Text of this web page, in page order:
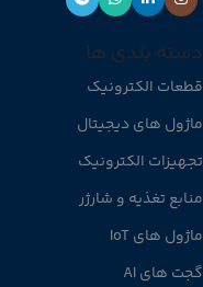
دسته بندی ها
قطعات الکترونیک
ماژول های دیجیتال
تجهیزات الکترونیک
منابع تغذیه و شارژر
ماژول های IoT
گجت های AI